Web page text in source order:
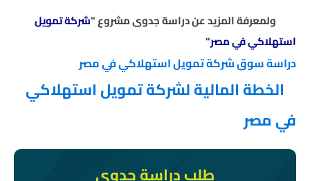
طلب دراسة جدوي
ولمعرفة المزيد عن دراسة جدوى مشروع "شركة تمويل
استهلاكي في مصر"
دراسة سوق شركة تمويل استهلاكي في مصر
الخطة المالية لشركة تمويل استهلاكي
في مصر